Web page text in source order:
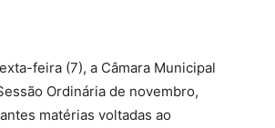
feira (7), a Câmara Municipal
Ordinária de novembro,
matérias voltadas ao